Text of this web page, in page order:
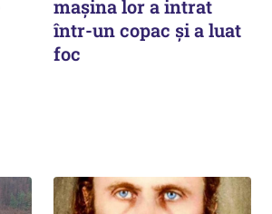
mașina lor a intrat
într-un copac și a luat
foc